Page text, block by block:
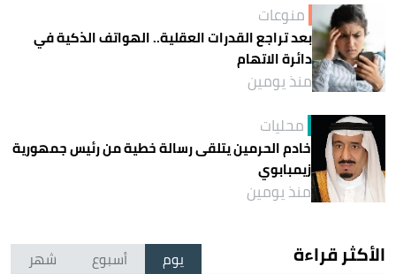
منوعات
بعد تراجع القدرات العقلية.. الهواتف الذكية في
دائرة الاتهام
منذ يومين
محليات
خادم الحرمين يتلقى رسالة خطية من رئيس جمهورية
زيمبابوي
منذ يومين
الأكثر قراءة يوم أسبوع شهر